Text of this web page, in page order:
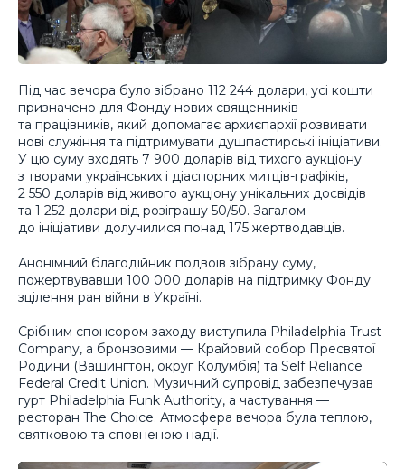
Під час вечора було зібрано 112 244 долари, усі кошти
призначено для Фонду нових священників
та працівників, який допомагає архиєпархії розвивати
нові служіння та підтримувати душпастирські ініціативи.
У цю суму входять 7 900 доларів від тихого аукціону
з творами українських і діаспорних митців-графіків,
2 550 доларів від живого аукціону унікальних досвідів
та 1 252 долари від розіграшу 50/50. Загалом
до ініціативи долучилися понад 175 жертводавців.
Анонімний благодійник подвоїв зібрану суму,
пожертвувавши 100 000 доларів на підтримку Фонду
зцілення ран війни в Україні.
Срібним спонсором заходу виступила Philadelphia Trust
Company, а бронзовими — Крайовий собор Пресвятої
Родини (Вашингтон, округ Колумбія) та Self Reliance
Federal Credit Union. Музичний супровід забезпечував
гурт Philadelphia Funk Authority, а частування —
ресторан The Choice. Атмосфера вечора була теплою,
святковою та сповненою надії.